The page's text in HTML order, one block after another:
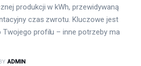
produkcji w kWh, przewidywaną
czas zwrotu. Kluczowe jest
profilu – inne potrzeby ma
BY ADMIN